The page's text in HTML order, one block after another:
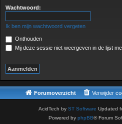
Wachtwoord:
Ik ben mijn wachtwoord vergeten
Onthouden
Mij deze sessie niet weergeven in de lijst
Forumoverzicht Verwijder
AcidTech by ST Software Updated
Powered by phpBB® Forum